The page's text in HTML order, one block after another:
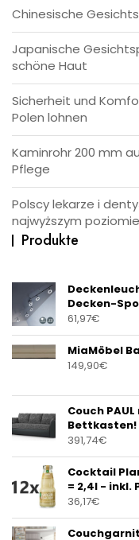
Chinesische
Japanische
schöne Haut
Sicherheit und
Polen lohnen
Kaminrohr 200 mm
Pflege
Polscy lekarze i
najwyższym poziomie
Produkte
Decken-
61,97€
MiaMöbel
149,90€
Couch
Bettkasten!
391,74€
Cocktail
= 2,4l - inkl.
36,17€